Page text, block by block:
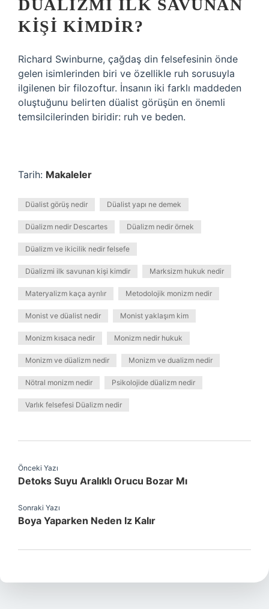
DÜALIZMI ILK SAVUNAN
KIŞI KIMDIR?
Richard Swinburne, çağdaş din felsefesinin önde
gelen isimlerinden biri ve özellikle ruh sorusuyla
ilgilenen bir filozoftur. İnsanın iki farklı maddeden
oluştuğunu belirten düalist görüşün en önemli
temsilcilerinden biridir: ruh ve beden.
Tarih: Makaleler
Düalist görüş nedir Düalist yapı ne demek
Düalizm nedir Descartes Düalizm nedir örnek
Düalizm ve ikicilik nedir felsefe
Düalizmi ilk savunan kişi kimdir Marksizm hukuk nedir
Materyalizm kaça ayrılır Metodolojik monizm nedir
Monist ve düalist nedir Monist yaklaşım kim
Monizm kısaca nedir Monizm nedir hukuk
Monizm ve düalizm nedir Monizm ve dualizm nedir
Nötral monizm nedir Psikolojide düalizm nedir
Varlık felsefesi Düalizm nedir
Önceki Yazı
Detoks Suyu Aralıklı Orucu Bozar Mı
Sonraki Yazı
Boya Yaparken Neden Iz Kalır